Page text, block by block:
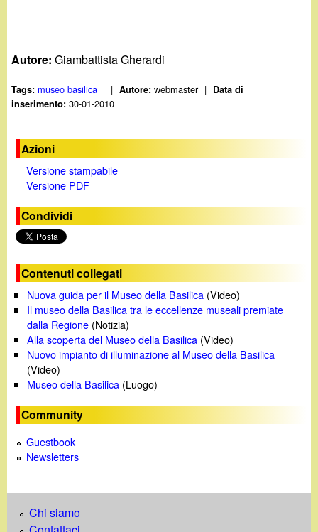
Autore:Giambattista Gherardi
Tags: museo basilica | Autore:webmaster |
Data di
inserimento:30-01-2010
Azioni
Versione stampabile
Versione PDF
Condividi
Contenuti collegati
Nuova guida per il Museo della Basilica (Video)
Il museo della Basilica tra le eccellenze museali premiate
dalla Regione (Notizia)
Alla scoperta del Museo della Basilica (Video)
Nuovo impianto di illuminazione al Museo della Basilica
(Video)
Museo della Basilica (Luogo)
Community
Guestbook
Newsletters
Chi siamo